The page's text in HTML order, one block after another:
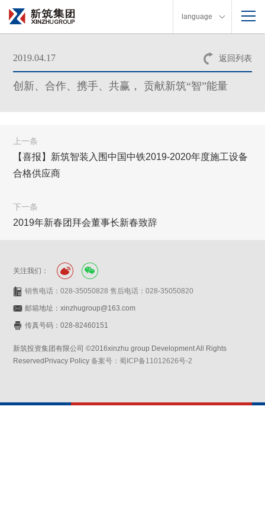
language
返回列表
2019.04.17
创新、合作、携手、共赢， 贡献新筑“智”能量
上一条
【喜报】新筑智装入围中国中铁2019-2020年度施工设备
合格供应商
下一条
2019年新春团拜会董事长新春致辞
关注我们：
销售电话：028-35050828 售后电话：028-35050820
邮箱地址：xinzhugroup@163.com
传真号码：028-82460151
新筑投资集团有限公司 ©2016xinzhu group Development All Rights
ReservedPrivacy Policy备案号：蜀ICP备11012626号-2